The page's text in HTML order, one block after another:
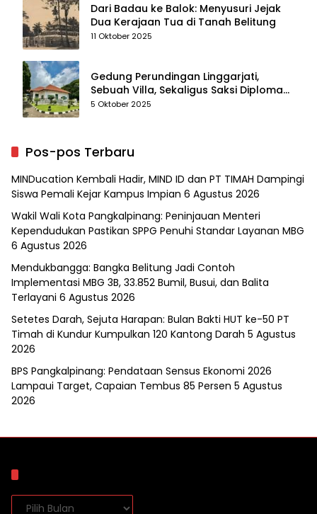
Dari Badau ke Balok: Menyusuri Jejak
Dua Kerajaan Tua di Tanah Belitung
11 Oktober 2025
Gedung Perundingan Linggarjati,
Sebuah Villa, Sekaligus Saksi Diplomasi
yang Mengubah Arah Bangsa
5 Oktober 2025
Pos-pos Terbaru
MINDucation Kembali Hadir, MIND ID dan PT TIMAH Dampingi
Siswa Pemali Kejar Kampus Impian 6 Agustus 2026
Wakil Wali Kota Pangkalpinang: Peninjauan Menteri
Kependudukan Pastikan SPPG Penuhi Standar Layanan MBG
6 Agustus 2026
Mendukbangga: Bangka Belitung Jadi Contoh
Implementasi MBG 3B, 33.852 Bumil, Busui, dan Balita
Terlayani 6 Agustus 2026
Setetes Darah, Sejuta Harapan: Bulan Bakti HUT ke-50 PT
Timah di Kundur Kumpulkan 120 Kantong Darah 5 Agustus
2026
BPS Pangkalpinang: Pendataan Sensus Ekonomi 2026
Lampaui Target, Capaian Tembus 85 Persen 5 Agustus
2026
Arsip